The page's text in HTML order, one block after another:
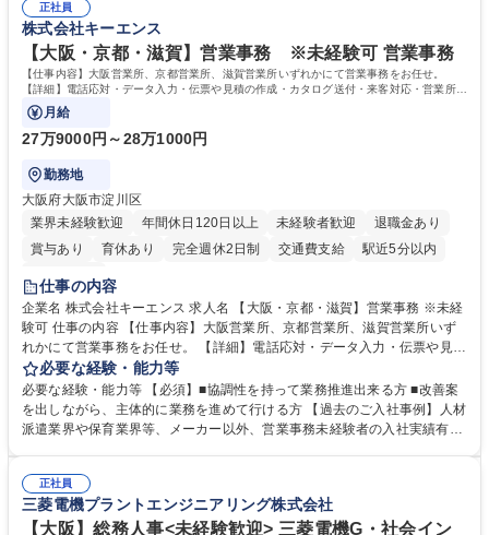
平均100件前後■メール・手紙：同上40件前後 募集職種 中野本社【お客様
相談室】お客様のお声をもとにより良い商品づくりへ貢献
すのでご安心ください。 【当社について】キリングループの広報機能を担
う会社として、お客様との出会いを大切にし、磨き上げたホスピタリティ
を込めてコミュニケーションをとりながら広報関連業務を行っておりま
す。 学歴・資格 学歴：大学院 大学 高専 短大 専修学校 高校 語学力： 資
格：
正社員
株式会社キーエンス
【大阪・京都・滋賀】営業事務 ※未経験可 営業事務
【仕事内容】大阪営業所、京都営業所、滋賀営業所いずれかにて営業事務をお任せ。
【詳細】電話応対・データ入力・伝票や見積の作成・カタログ送付・来客対応・営業所内
で発生する事務業務や業務改善をお任せ。
月給
27万9000円～28万1000円
勤務地
大阪府大阪市淀川区
業界未経験歓迎
年間休日120日以上 未経験者歓迎
退職金あり
賞与あり
育休あり 完全週休2日制 交通費支給
駅近5分以内
土日祝休み
仕事の内容
企業名 株式会社キーエンス 求人名 【大阪・京都・滋賀】営業事務 ※未経
験可 仕事の内容 【仕事内容】大阪営業所、京都営業所、滋賀営業所いず
れかにて営業事務をお任せ。 【詳細】電話応対・データ入力・伝票や見積
の作成・カタログ送付・来客対応・営業所内で発生する事務業務や業務改
善をお任せ。 【教育制度】ご入社後、育成担当とペアになりながらOJTに
て業務を覚えていただくことが可能です。業務システムがきちんと構築さ
れているため、スムーズに仕事に慣れることができる環境です。また、
募集職種 【大阪・京都・滋賀】営業事務 ※未経験可
必要な経験・能力等
必要な経験・能力等 【必須】■協調性を持って業務推進出来る方 ■改善案
を出しながら、主体的に業務を進めて行ける方 【過去のご入社事例】人材
派遣業界や保育業界等、メーカー以外、営業事務未経験者の入社実績有
えて、お客様や社員の状況に合わせ、能動的なサポート、改善の動きも期
待され。組織を支えるスペシャリストとして、チームに貢献し、結果的に
社員から頼られる存在になることができます。平均19:30の退勤以降の業
正社員
三菱電機プラントエンジニアリング株式会社
【大阪】総務人事<未経験歓迎> 三菱電機G・社会イン